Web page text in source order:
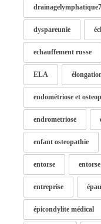
dyspareunie
echauffement russe
ELA
endométriose et
endrometriose
enfant osteopathie
entorse
entreprise
épicondylite médical